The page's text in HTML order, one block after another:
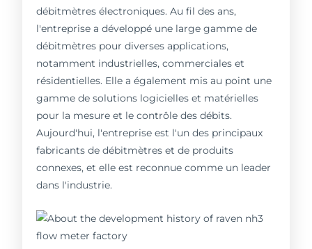
débitmètres électroniques. Au fil des ans,
l'entreprise a développé une large gamme de
débitmètres pour diverses applications,
notamment industrielles, commerciales et
résidentielles. Elle a également mis au point une
gamme de solutions logicielles et matérielles
pour la mesure et le contrôle des débits.
Aujourd'hui, l'entreprise est l'un des principaux
fabricants de débitmètres et de produits
connexes, et elle est reconnue comme un leader
dans l'industrie.